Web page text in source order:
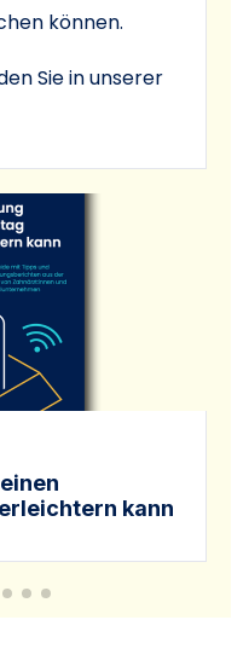
können.
Sie in unserer
kann